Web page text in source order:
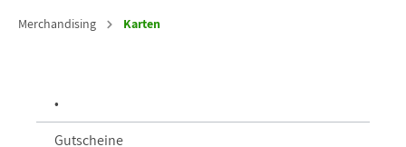
Merchandising Karten
•
Gutscheine